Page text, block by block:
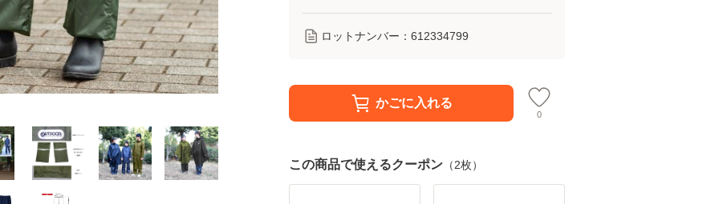
ロットナンバー： 612334799
かごに入れる
0
この商品で使えるクーポン （2枚）